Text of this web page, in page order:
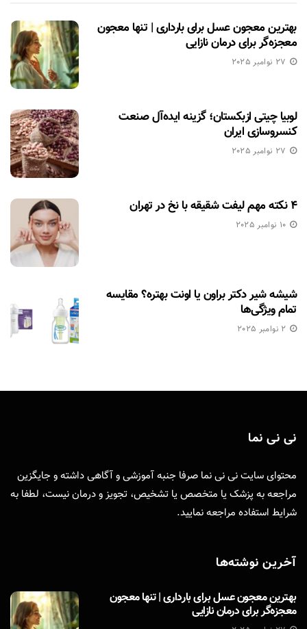
بهترین معجون عسل برای بارداری | تنها معجون
معجزه‌گر برای درمان نازایی
27 نوامبر 2025
لوبیا چیتی ازبکستان؛ گزینه ایده‌آل صنعت
کنسروسازی ایران
27 نوامبر 2025
۴ نکته مهم لیفت شقیقه با نخ در تهران
10 نوامبر 2025
شیشه شیر دکتر براون یا اونت بهتره؟ مقایسه
تمام ویژگی‌ها
2 نوامبر 2025
نی نی نما
محتوای سایت نی نی نما صرفا جنبه آموزشی و آگاهی داشته و جایگزین
مراجعه به پزشک یا متخصص یا تشخیص، تجویز و درمان نیست، لطفا به
شرایط استفاده مراجعه نمایید.
آخرین نوشته‌ها
بهترین معجون عسل برای بارداری | تنها معجون
معجزه‌گر برای درمان نازایی